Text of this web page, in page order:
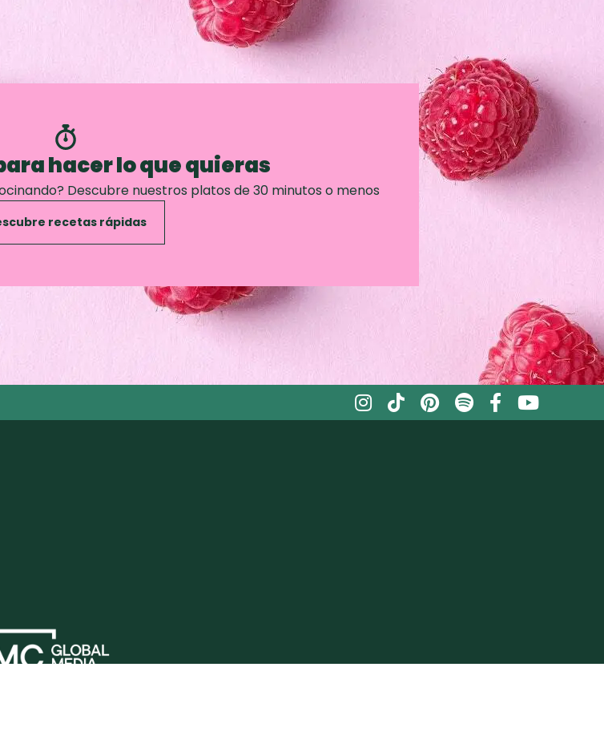
hacer lo que quieras
Descubre nuestros platos de 30 minutos o menos
recetas rápidas